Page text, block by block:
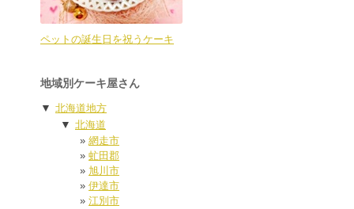
ペットの誕生日を祝うケーキ
地域別ケーキ屋さん
▼ 北海道地方
▼ 北海道
網走市
虻田郡
旭川市
伊達市
江別市